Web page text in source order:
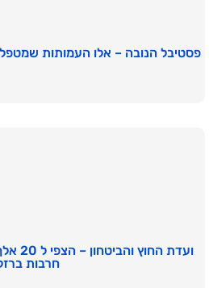
פסטיבל הנובה – אלו העמותות
ועדת
חרבות